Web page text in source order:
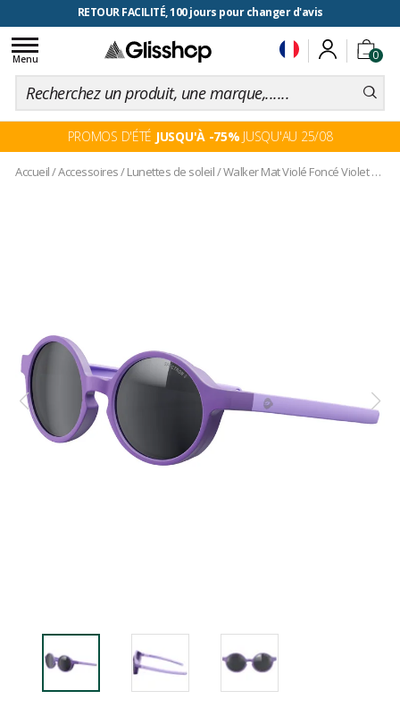
RETOUR FACILITÉ, 100 jours pour changer d'avis
0
Toggle
navigation
Menu
PROMOS D'ÉTÉ JUSQU'À -75% JUSQU'AU 25/08
Accueil/Accessoires/Lunettes de soleil/Walker Mat Violé Foncé Violet Spectron 3